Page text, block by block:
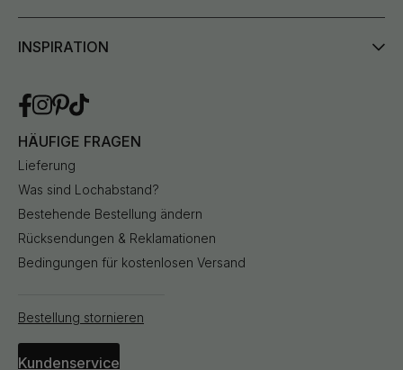
INSPIRATION
HÄUFIGE FRAGEN
Lieferung
Was sind Lochabstand?
Bestehende Bestellung ändern
Rücksendungen & Reklamationen
Bedingungen für kostenlosen Versand
Bestellung stornieren
Kundenservice